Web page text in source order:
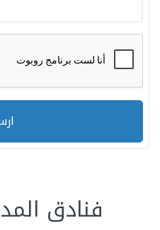
فنادق